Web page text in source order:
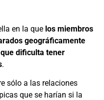
en la que los miembros
geográficamente
dificulta tener
.
sólo a las relaciones
que se harían si la